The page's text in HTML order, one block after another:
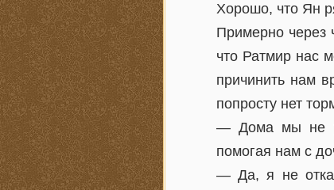
Хорошо, что Ян
Примерно через
что Ратмир нас
причинить нам
попросту нет
— Дома мы не
помогая нам с
— Да, я не